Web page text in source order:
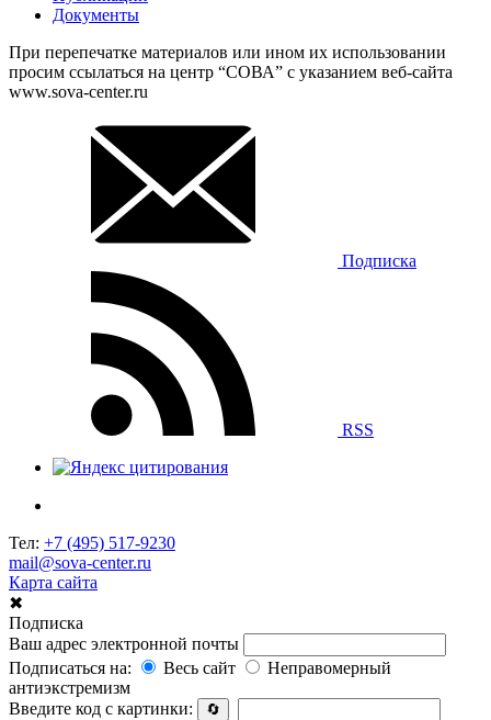
Документы
При перепечатке материалов или ином их использовании
просим ссылаться на центр “СОВА” с указанием веб-сайта
www.sova-center.ru
Подписка
RSS
Тел: +7 (495) 517-9230
mail@sova-center.ru
Карта сайта
✖
Подписка
Ваш адрес электронной почты
Подписаться на:
Весь сайт
Неправомерный
антиэкстремизм
Введите код с картинки:
🔄